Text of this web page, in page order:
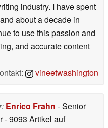
industry. I have spent
about a decade in
to use this passion and
and accurate content
vineetwashington
Enrico Frahn - Senior
- 9093 Artikel auf